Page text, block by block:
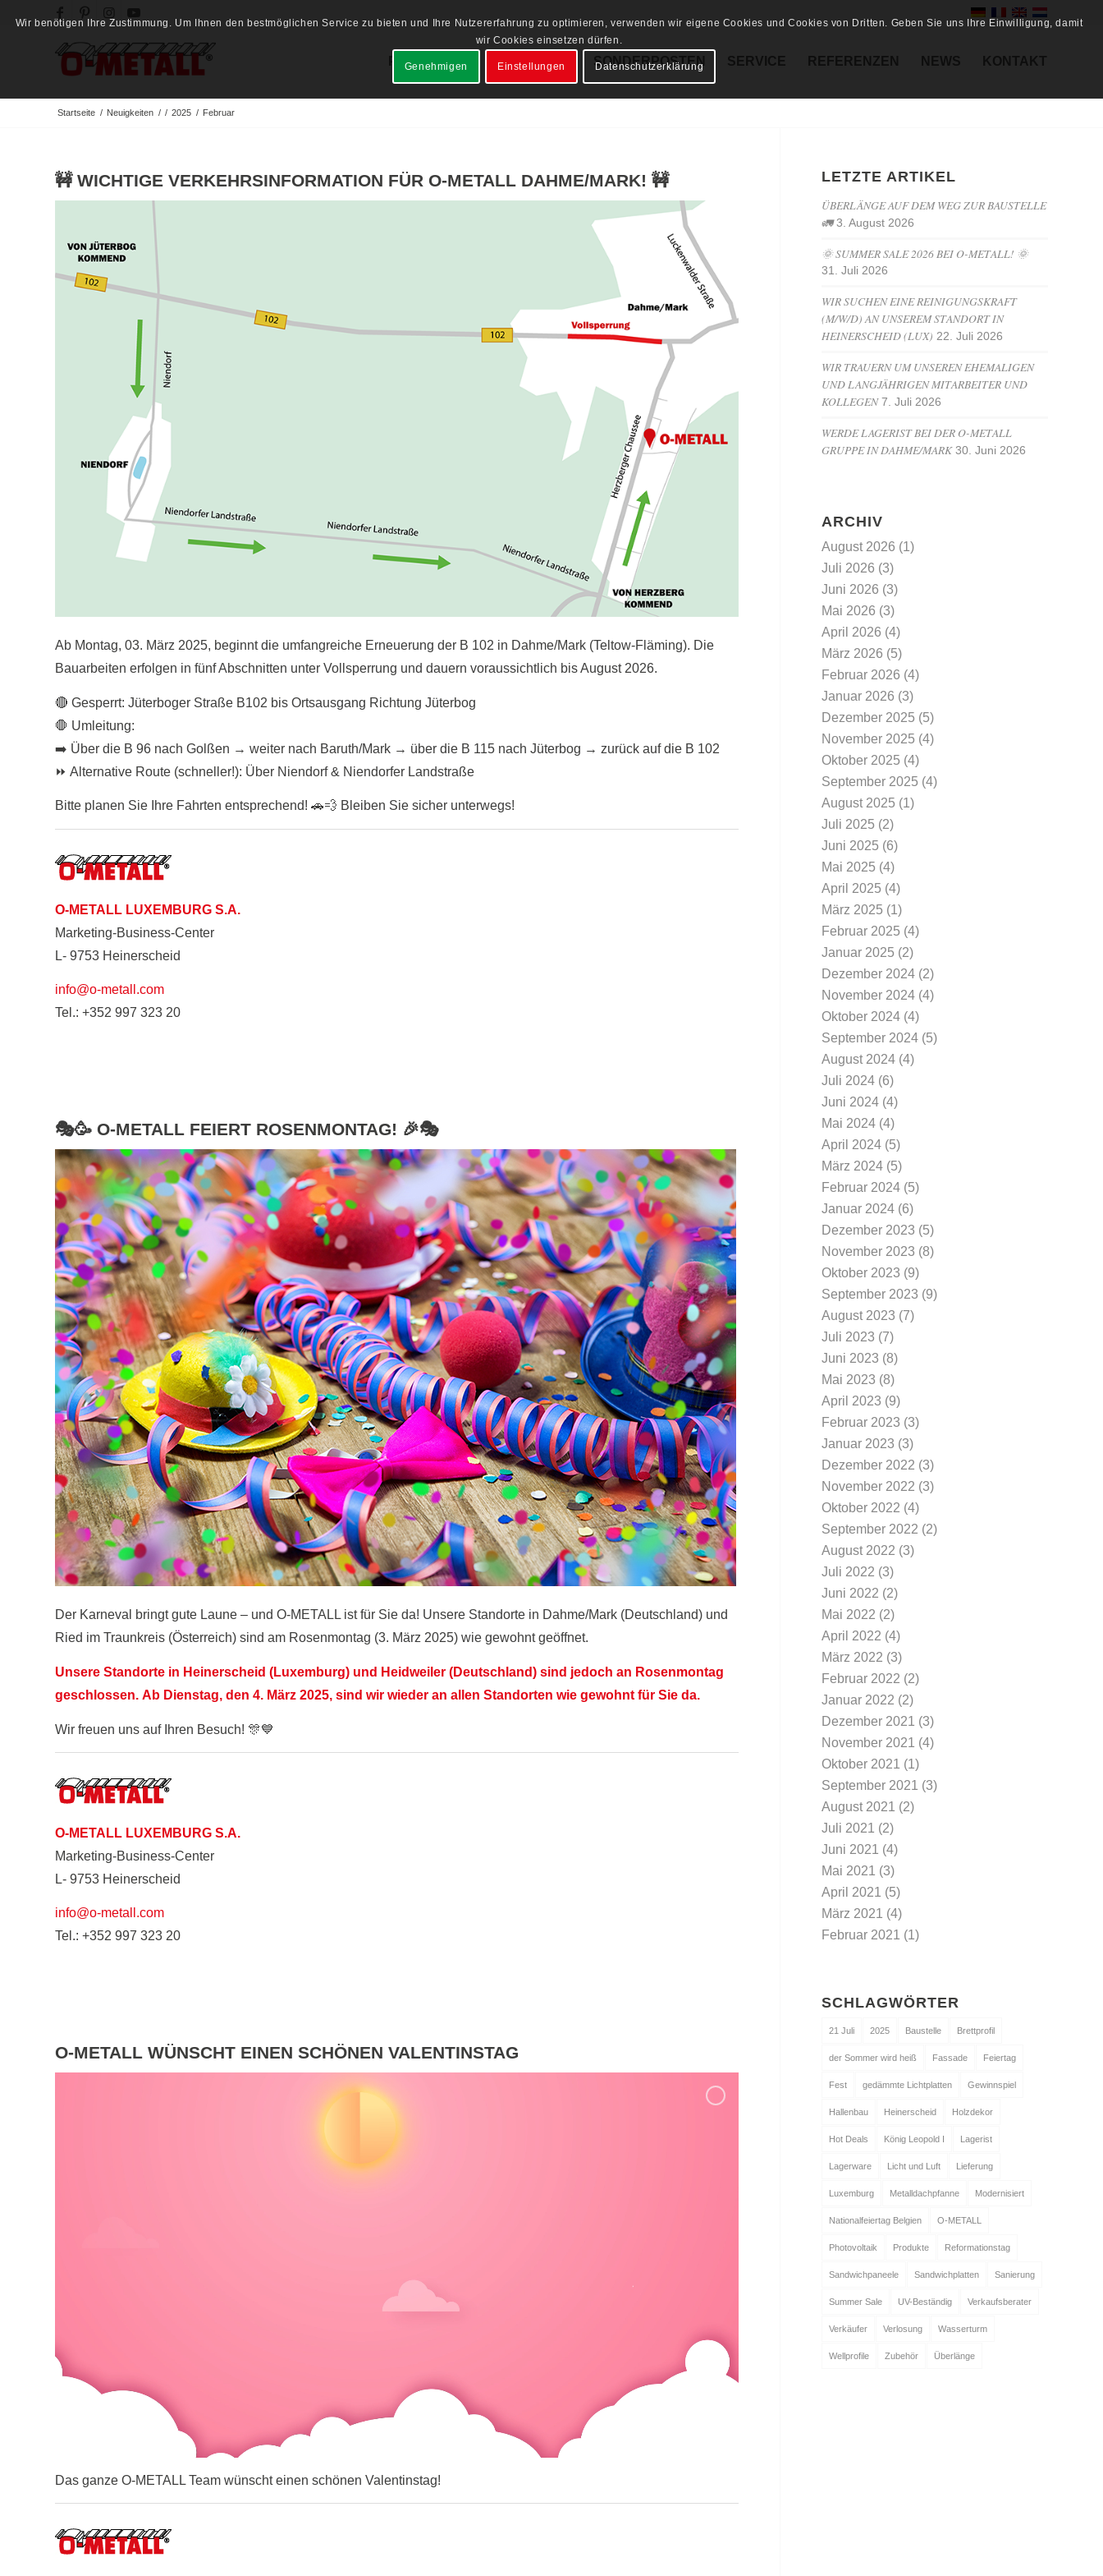
PRODUKTE LAGERWARE SONDERPOSTEN SERVICE REFERENZEN NEWS KONTAKT
Startseite / Neuigkeiten / / 2025 / Februar
🚧 WICHTIGE VERKEHRSINFORMATION FÜR O-METALL DAHME/MARK! 🚧
Ab Montag, 03. März 2025, beginnt die umfangreiche Erneuerung der B 102 in Dahme/Mark (Teltow-Fläming). Die
Bauarbeiten erfolgen in fünf Abschnitten unter Vollsperrung und dauern voraussichtlich bis August 2026.
🔴 Gesperrt: Jüterboger Straße B102 bis Ortsausgang Richtung Jüterbog
🛑 Umleitung:
➡️ Über die B 96 nach Golßen → weiter nach Baruth/Mark → über die B 115 nach Jüterbog → zurück auf die B 102
⏩ Alternative Route (schneller!): Über Niendorf & Niendorfer Landstraße
Bitte planen Sie Ihre Fahrten entsprechend! 🚗💨 Bleiben Sie sicher unterwegs!
O-METALL LUXEMBURG S.A.
Marketing-Business-Center
L- 9753 Heinerscheid
info@o-metall.com
Tel.: +352 997 323 20
🎭🥳 O-METALL FEIERT ROSENMONTAG! 🎉🎭
Der Karneval bringt gute Laune – und O-METALL ist für Sie da! Unsere Standorte in Dahme/Mark (Deutschland) und
Ried im Traunkreis (Österreich) sind am Rosenmontag (3. März 2025) wie gewohnt geöffnet.
Unsere Standorte in Heinerscheid (Luxemburg) und Heidweiler (Deutschland) sind jedoch an Rosenmontag
geschlossen. Ab Dienstag, den 4. März 2025, sind wir wieder an allen Standorten wie gewohnt für Sie da.
Wir freuen uns auf Ihren Besuch! 🎊💙
O-METALL LUXEMBURG S.A.
Marketing-Business-Center
L- 9753 Heinerscheid
info@o-metall.com
Tel.: +352 997 323 20
O-METALL WÜNSCHT EINEN SCHÖNEN VALENTINSTAG
Das ganze O-METALL Team wünscht einen schönen Valentinstag!
LETZTE ARTIKEL
ÜBERLÄNGE AUF DEM WEG ZUR BAUSTELLE
🚛 3. August 2026
🌞 SUMMER SALE 2026 BEI O-METALL! 🌞
31. Juli 2026
WIR SUCHEN EINE REINIGUNGSKRAFT
(M/W/D) AN UNSEREM STANDORT IN
HEINERSCHEID (LUX) 22. Juli 2026
WIR TRAUERN UM UNSEREN EHEMALIGEN
UND LANGJÄHRIGEN MITARBEITER UND
KOLLEGEN 7. Juli 2026
WERDE LAGERIST BEI DER O-METALL
GRUPPE IN DAHME/MARK 30. Juni 2026
ARCHIV
August 2026 (1)
Juli 2026 (3)
Juni 2026 (3)
Mai 2026 (3)
April 2026 (4)
März 2026 (5)
Februar 2026 (4)
Januar 2026 (3)
Dezember 2025 (5)
November 2025 (4)
Oktober 2025 (4)
September 2025 (4)
August 2025 (1)
Juli 2025 (2)
Juni 2025 (6)
Mai 2025 (4)
April 2025 (4)
März 2025 (1)
Februar 2025 (4)
Januar 2025 (2)
Dezember 2024 (2)
November 2024 (4)
Oktober 2024 (4)
September 2024 (5)
August 2024 (4)
Juli 2024 (6)
Juni 2024 (4)
Mai 2024 (4)
April 2024 (5)
März 2024 (5)
Februar 2024 (5)
Januar 2024 (6)
Dezember 2023 (5)
November 2023 (8)
Oktober 2023 (9)
September 2023 (9)
August 2023 (7)
Juli 2023 (7)
Juni 2023 (8)
Mai 2023 (8)
April 2023 (9)
Februar 2023 (3)
Januar 2023 (3)
Dezember 2022 (3)
November 2022 (3)
Oktober 2022 (4)
September 2022 (2)
August 2022 (3)
Juli 2022 (3)
Juni 2022 (2)
Mai 2022 (2)
April 2022 (4)
März 2022 (3)
Februar 2022 (2)
Januar 2022 (2)
Dezember 2021 (3)
November 2021 (4)
Oktober 2021 (1)
September 2021 (3)
August 2021 (2)
Juli 2021 (2)
Juni 2021 (4)
Mai 2021 (3)
April 2021 (5)
März 2021 (4)
Februar 2021 (1)
SCHLAGWÖRTER
21 Juli 2025 Baustelle Brettprofil
der Sommer wird heiß Fassade Feiertag
Fest gedämmte Lichtplatten Gewinnspiel
Hallenbau Heinerscheid Holzdekor
Hot Deals König Leopold I Lagerist
Lagerware Licht und Luft Lieferung
Luxemburg Metalldachpfanne Modernisiert
Nationalfeiertag Belgien O-METALL
Photovoltaik Produkte Reformationstag
Sandwichpaneele Sandwichplatten Sanierung
Summer Sale UV-Beständig Verkaufsberater
Verkäufer Verlosung Wasserturm
Wellprofile Zubehör Überlänge
Wir benötigen Ihre Zustimmung. Um Ihnen den bestmöglichen Service zu bieten und Ihre Nutzererfahrung zu optimieren, verwenden wir eigene Cookies und Cookies von Dritten. Geben Sie uns Ihre Einwilligung, damit
wir Cookies einsetzen dürfen.
Genehmigen Einstellungen Datenschutzerklärung